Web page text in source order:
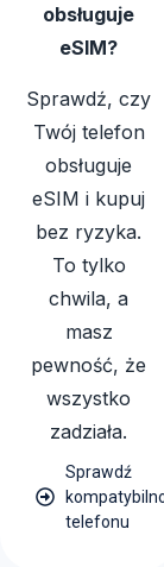
obsługuje
eSIM?
Sprawdź, czy
Twój telefon
obsługuje
eSIM i kupuj
bez ryzyka.
To tylko
chwila, a
masz
pewność, że
wszystko
zadziała.
Sprawdź
telefonu